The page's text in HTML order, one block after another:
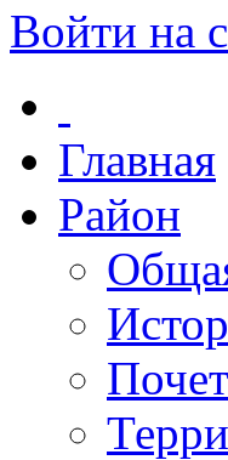
Войти на
Главная
Район